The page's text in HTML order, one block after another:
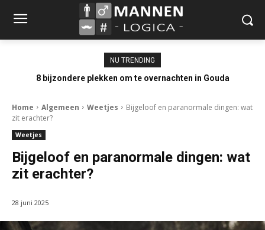
NU TRENDING
8 bijzondere plekken om te overnachten in Gouda
Home Algemeen Weetjes
Bijgeloof en paranormale dingen: wat
zit erachter?
Weetjes
Bijgeloof en paranormale dingen: wat
zit erachter?
28 juni 2025